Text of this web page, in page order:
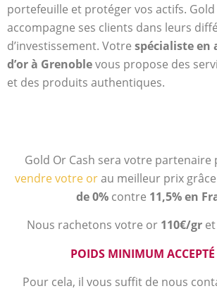
portefeuille et protéger vos actifs. Gold
accompagne ses clients dans leurs
d’investissement. Votre spécialiste en
d’or à Grenoblevous propose des
et des produits authentiques.
Gold Or Cash sera votre
vendre votre orau meilleur prix
de 0% contre 11,5% en
Nous rachetons votre or 110€/gr
POIDS MINIMUM
Pour cela, il vous suffit de nous